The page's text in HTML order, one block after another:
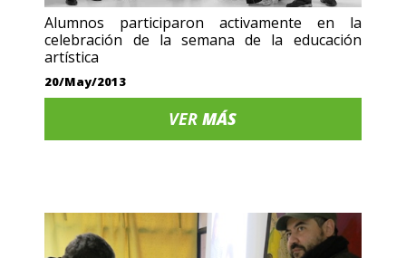
Alumnos participaron activamente en la
celebración de la semana de la educación
artística
20/May/2013
VERMÁS